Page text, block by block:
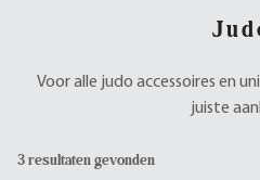
Voor alle judo accessoires en
juiste
3 resultaten gevonden